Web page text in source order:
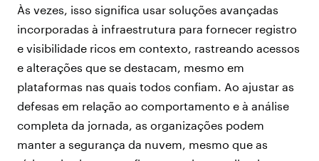
Às vezes, isso significa usar soluções avançadas
incorporadas à infraestrutura para fornecer registro
e visibilidade ricos em contexto, rastreando acessos
e alterações que se destacam, mesmo em
plataformas nas quais todos confiam. Ao ajustar as
defesas em relação ao comportamento e à análise
completa da jornada, as organizações podem
manter a segurança da nuvem, mesmo que as